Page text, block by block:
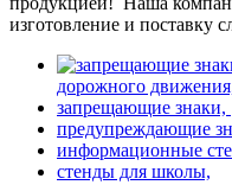
изготовление и поставку
дорожного
запрещающие знаки,
предупреждающие
информационные
стенды для школы,